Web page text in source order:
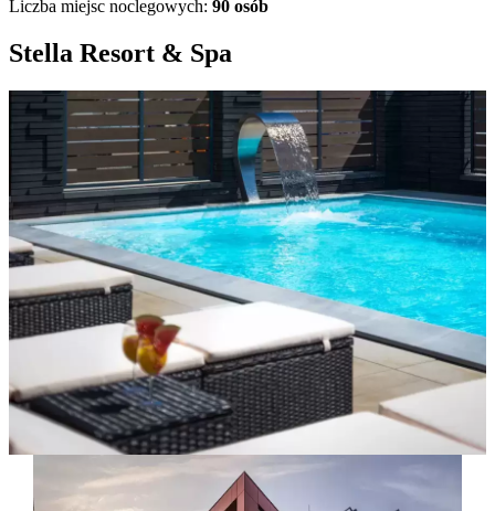
Liczba miejsc noclegowych: 90 osób
Stella Resort & Spa